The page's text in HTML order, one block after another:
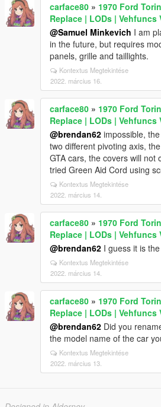
carface80 » 1970 Ford
Replace | LODs | Vehfuncs
@Samuel Minkevich I am
in the future, but requires
panels, grille and taillights.
Kontextus Megtekintése
2022. március 16.
carface80 » 1970 Ford
Replace | LODs | Vehfuncs
@brendan62 impossible,
two different pivoting axis,
GTA cars, the covers will not
tried Green Aid Cord using
Kontextus Megtekintése
2022. március 14.
carface80 » 1970 Ford
Replace | LODs | Vehfuncs
@brendan62 I guess it is
Kontextus Megtekintése
2022. március 14.
carface80 » 1970 Ford
Replace | LODs | Vehfuncs
@brendan62 Did you
the model name of the car
Kontextus Megtekintése
2022. március 13.